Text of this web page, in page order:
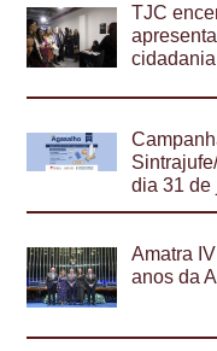
TJC
cidadania
dia 31 de
Amatra
anos da